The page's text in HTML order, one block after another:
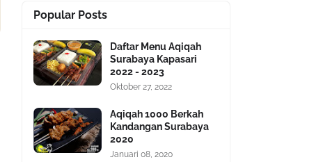
Popular Posts
Daftar Menu Aqiqah
Surabaya Kapasari
2022 - 2023
Oktober 27, 2022
Aqiqah 1000 Berkah
Kandangan Surabaya
2020
Januari 08, 2020